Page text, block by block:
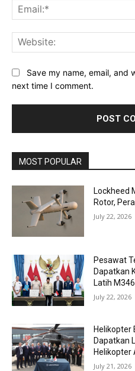
Save my name, email, and
next time I comment.
MOST POPULAR
Lockheed
Rotor,
July 22, 2026
Pesawat
Dapatkan
Latih
July 22, 2026
Helikopter
Dapatkan
Helikopter
July 21, 2026